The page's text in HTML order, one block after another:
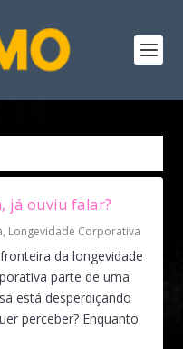
já ouviu falar?
, Longevidade Corporativa
da longevidade
parte de uma
está desperdiçando
perceber? Enquanto